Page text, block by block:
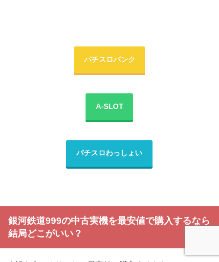
パチスロバンク
A-SLOT
パチスロわっしょい
銀河鉄道999の中古実機を最安値で購入するなら
結局どこがいい？